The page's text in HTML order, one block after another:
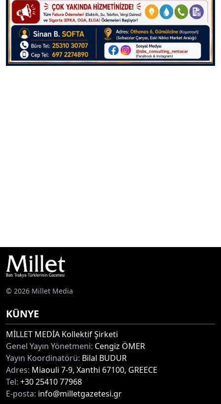
© 2026 Millet Media
KÜNYE
MİLLET MEDİA Kollektif Şirketi
Genel Yayın Yönetmeni: Cengiz ÖMER
Yayın Koordinatörü: Bilal BUDUR
Adres: Miaouli 7-9, Xanthi 67100, GREECE
Tel: +30 25410 77968
E-posta: info@milletgazetesi.gr